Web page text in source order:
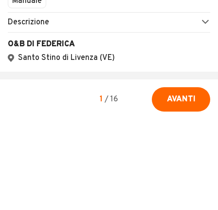
Descrizione
O&B DI FEDERICA
Santo Stino di Livenza (VE)
1 / 16 AVANTI